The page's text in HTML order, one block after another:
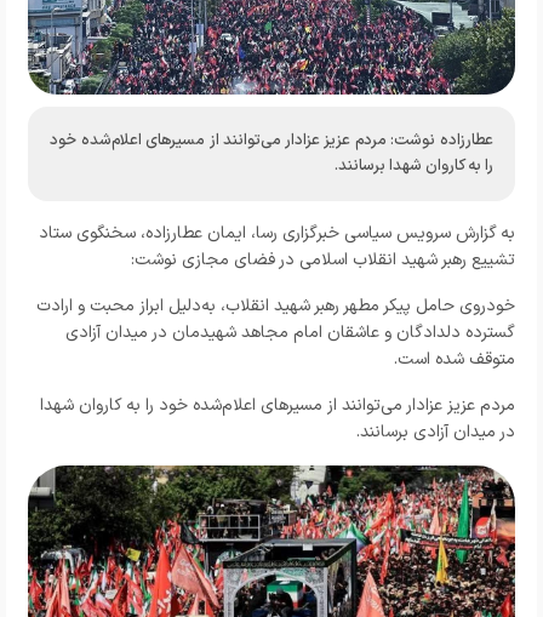
عطارزاده نوشت: مردم عزیز عزادار می‌توانند از مسیرهای اعلام‌شده خود
را به کاروان شهدا برسانند.
به گزارش سرویس سیاسی خبرگزاری رسا، ایمان عطارزاده، سخنگوی ستاد
تشییع رهبر شهید انقلاب اسلامی در فضای مجازی نوشت:
خودروی حامل پیکر مطهر رهبر شهید انقلاب، به‌دلیل ابراز محبت و ارادت
گسترده دلدادگان و عاشقان امام‌ مجاهد شهیدمان در میدان آزادی
متوقف شده است.
مردم عزیز عزادار می‌توانند از مسیرهای اعلام‌شده خود را به کاروان شهدا
در میدان آزادی برسانند.